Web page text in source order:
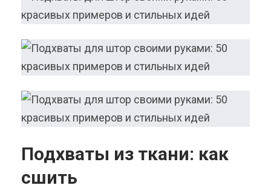
Подхваты из ткани: как
сшить